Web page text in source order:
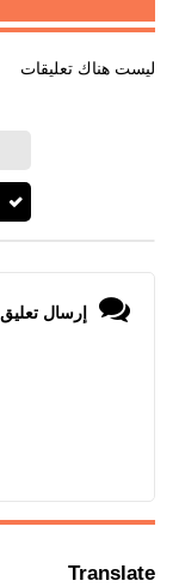
ليست هناك تعليقات
إرسال تعليق
Translate